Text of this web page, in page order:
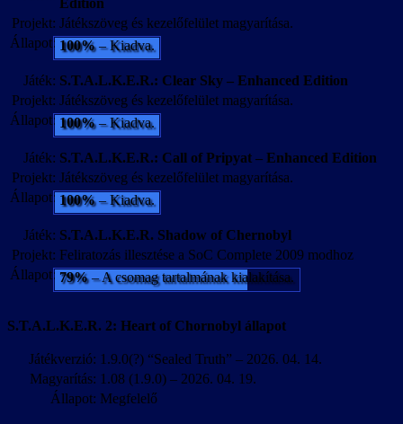
Projekt: Játékszöveg és kezelőfelület magyarítása.
Állapot: 100%– Kiadva.
Játék: S.T.A.L.K.E.R.: Clear Sky – Enhanced Edition
Projekt: Játékszöveg és kezelőfelület magyarítása.
Állapot: 100%– Kiadva.
Játék: S.T.A.L.K.E.R.: Call of Pripyat – Enhanced Edition
Projekt: Játékszöveg és kezelőfelület magyarítása.
Állapot: 100%– Kiadva.
Játék: S.T.A.L.K.E.R. Shadow of Chernobyl
Projekt: Feliratozás illesztése a SoC Complete 2009 modhoz
Állapot: 79%– A csomag tartalmának kialakítása.
S.T.A.L.K.E.R. 2: Heart of Chornobyl állapot
Játékverzió: 1.9.0(?) “Sealed Truth” – 2026. 04. 14.
Magyarítás: 1.08 (1.9.0) – 2026. 04. 19.
Állapot: Megfelelő